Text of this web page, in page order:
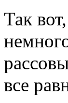
Так
все